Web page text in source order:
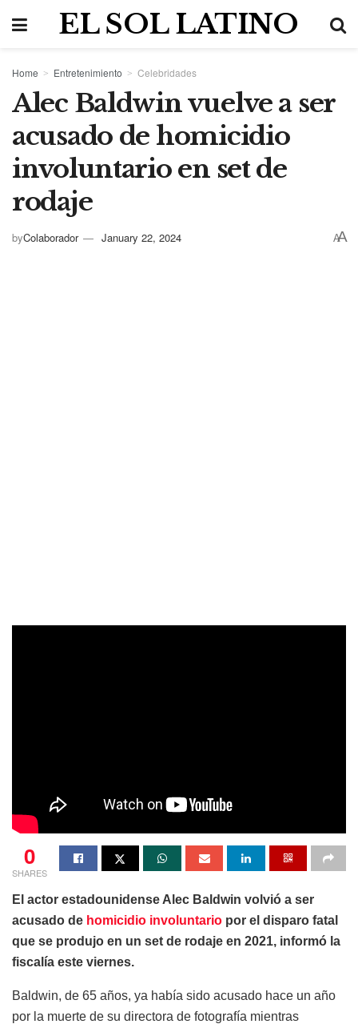
EL SOL LATINO
Home Entretenimiento Celebridades
Alec Baldwin vuelve a ser
acusado de homicidio
involuntario en set de
rodaje
byColaborador January 22, 2024 AA
0
SHARES
El actor estadounidense Alec Baldwin volvió a ser
acusado de homicidio involuntario por el disparo fatal
que se produjo en un set de rodaje en 2021, informó la
fiscalía este viernes.
Baldwin, de 65 años, ya había sido acusado hace un año
por la muerte de su directora de fotografía mientras